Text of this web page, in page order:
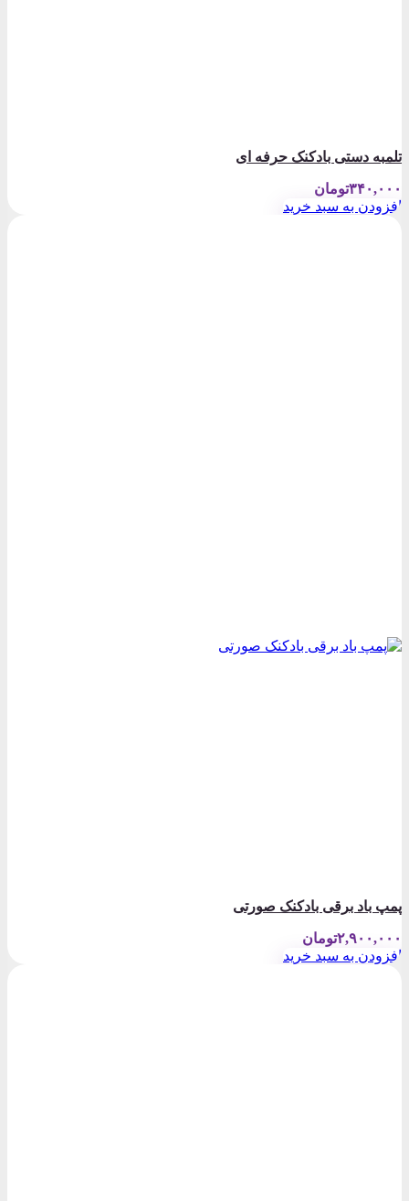
تلمبه دستی بادکنک حرفه ای
۳۴۰,۰۰۰تومان
افزودن به سبد خرید
پمپ باد برقی بادکنک صورتی
۲,۹۰۰,۰۰۰تومان
افزودن به سبد خرید